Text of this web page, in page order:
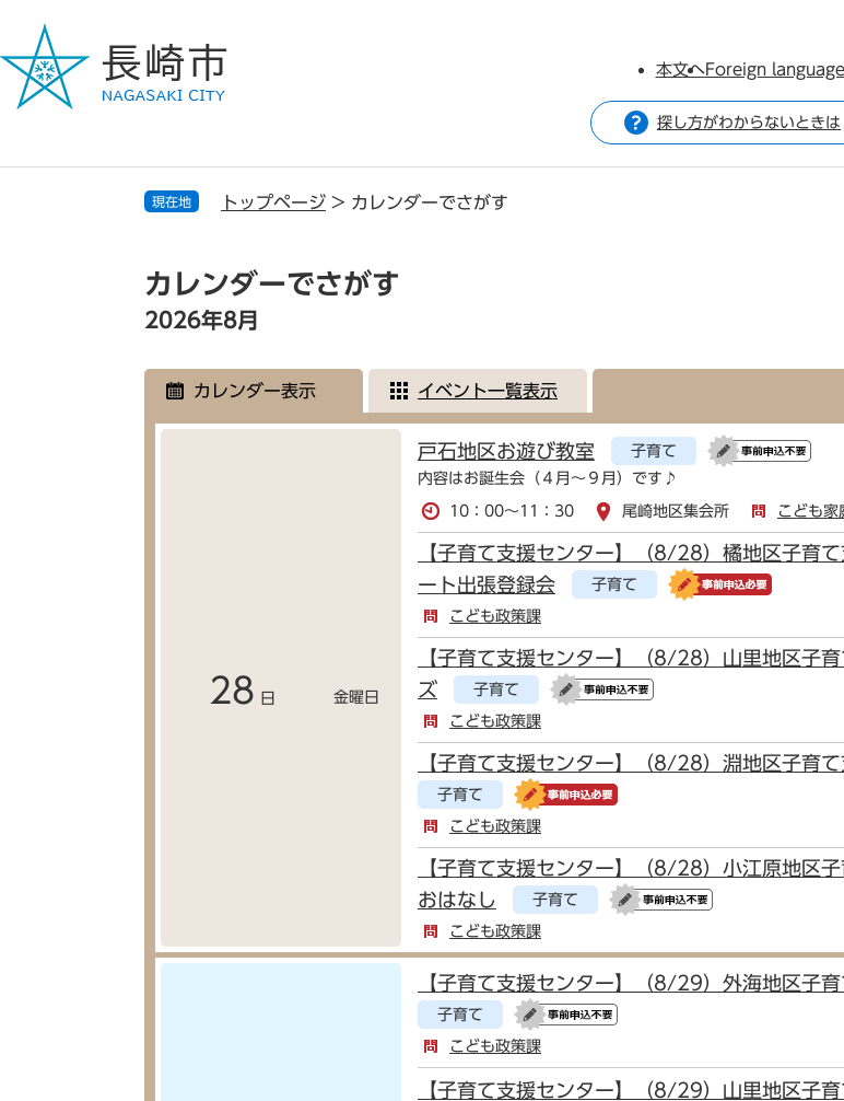
ジ
で
ュ
ば
本文へForeign
探し方がわからないときは
現在地 トップページ > カレンダーでさがす
文
カレンダーでさがす
2026年8月
カレンダー表示 イベント一覧表示
28 日 金曜日
戸石地区お遊び教室
子育て
内容はお誕生会（４月～９月）です♪
10：00～11：30 尾崎地区集会所 こども家
【子育て支援センター】（8/28）橘地区子育
ート出張登録会
子育て
こども政策課
【子育て支援センター】（8/28）山里地区子
ズ
子育て
こども政策課
【子育て支援センター】（8/28）淵地区子育
子育て
こども政策課
【子育て支援センター】（8/28）小江原地区
おはなし
子育て
こども政策課
【子育て支援センター】（8/29）外海地区子
子育て
こども政策課
【子育て支援センター】（8/29）山里地区子